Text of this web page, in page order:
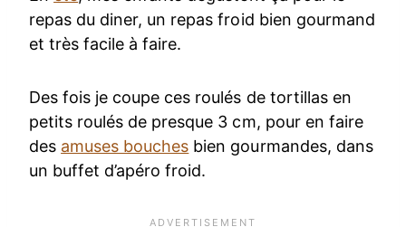
repas du diner, un repas froid bien gourmand
et très facile à faire.
Des fois je coupe ces roulés de tortillas en
petits roulés de presque 3 cm, pour en faire
des amuses bouches bien gourmandes, dans
un buffet d’apéro froid.